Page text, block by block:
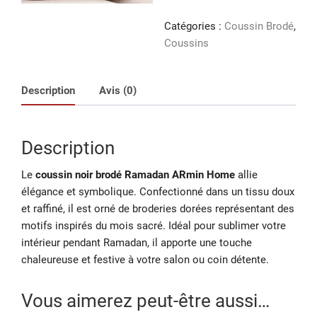
brodé
Ramadan
Catégories : Coussin Brodé,
Coussins
Description Avis (0)
Description
Le coussin noir brodé Ramadan ARmin Home allie
élégance et symbolique. Confectionné dans un tissu doux
et raffiné, il est orné de broderies dorées représentant des
motifs inspirés du mois sacré. Idéal pour sublimer votre
intérieur pendant Ramadan, il apporte une touche
chaleureuse et festive à votre salon ou coin détente.
Vous aimerez peut-être aussi…